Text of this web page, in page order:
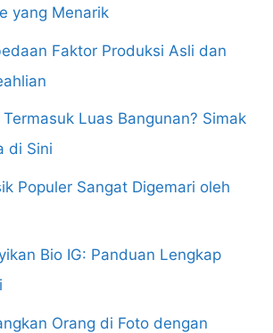
yang Menarik
Faktor Produksi Asli dan
Luas Bangunan? Simak
di Sini
Populer Sangat Digemari oleh
Bio IG: Panduan Lengkap
Orang di Foto dengan